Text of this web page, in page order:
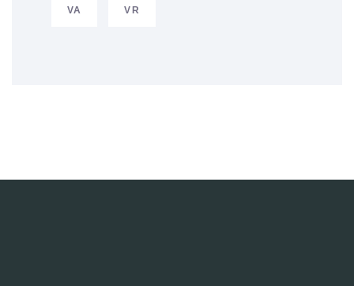
VA VR